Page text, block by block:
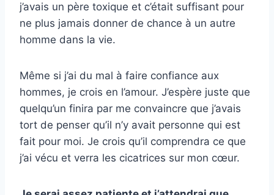
j’avais un père toxique et c’était suffisant pour
ne plus jamais donner de chance à un autre
homme dans la vie.
Même si j’ai du mal à faire confiance aux
hommes, je crois en l’amour. J’espère juste que
quelqu’un finira par me convaincre que j’avais
tort de penser qu’il n’y avait personne qui est
fait pour moi. Je crois qu’il comprendra ce que
j’ai vécu et verra les cicatrices sur mon cœur.